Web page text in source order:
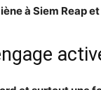
à Siem Reap